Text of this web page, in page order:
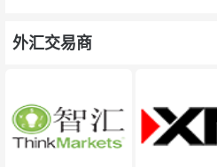
外汇交易商